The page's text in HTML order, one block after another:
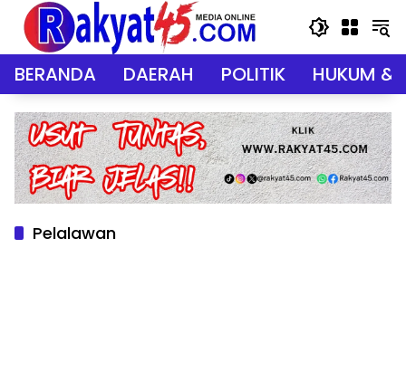
Langsung
konten
BERANDA DAERAH POLITIK HUKUM &
Pelalawan